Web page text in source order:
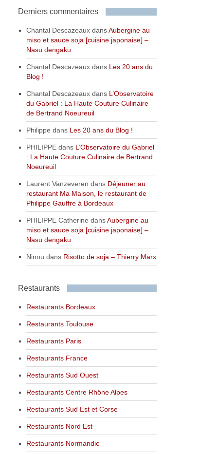
Derniers commentaires
Chantal Descazeaux dansAubergine au
miso et sauce soja [cuisine japonaise] –
Nasu dengaku
Chantal Descazeaux dans Les 20 ans du
Blog !
Chantal Descazeaux dans L’Observatoire
du Gabriel : La Haute Couture Culinaire
de Bertrand Noeureuil
Philippe dans Les 20 ans du Blog !
PHILIPPE dans L’Observatoire du Gabriel
: La Haute Couture Culinaire de Bertrand
Noeureuil
Laurent Vanzeveren dans Déjeuner au
restaurant Ma Maison, le restaurant de
Philippe Gauffre à Bordeaux
PHILIPPE Catherine dansAubergine au
miso et sauce soja [cuisine japonaise] –
Nasu dengaku
Ninou dans Risotto de soja – Thierry Marx
Restaurants
Restaurants Bordeaux
Restaurants Toulouse
Restaurants Paris
Restaurants France
Restaurants Sud Ouest
Restaurants Centre Rhône Alpes
Restaurants Sud Est et Corse
Restaurants Nord Est
Restaurants Normandie